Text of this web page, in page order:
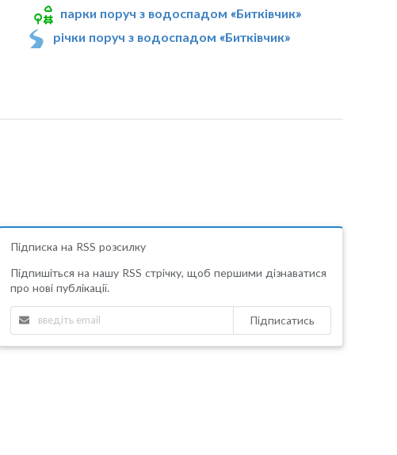
парки поруч з водоспадом «Битківчик»
річки поруч з водоспадом «Битківчик»
Підписка на RSS розсилку
Підпишіться на нашу RSS стрічку, щоб першими дізнаватися
про нові публікації.
Підписатись